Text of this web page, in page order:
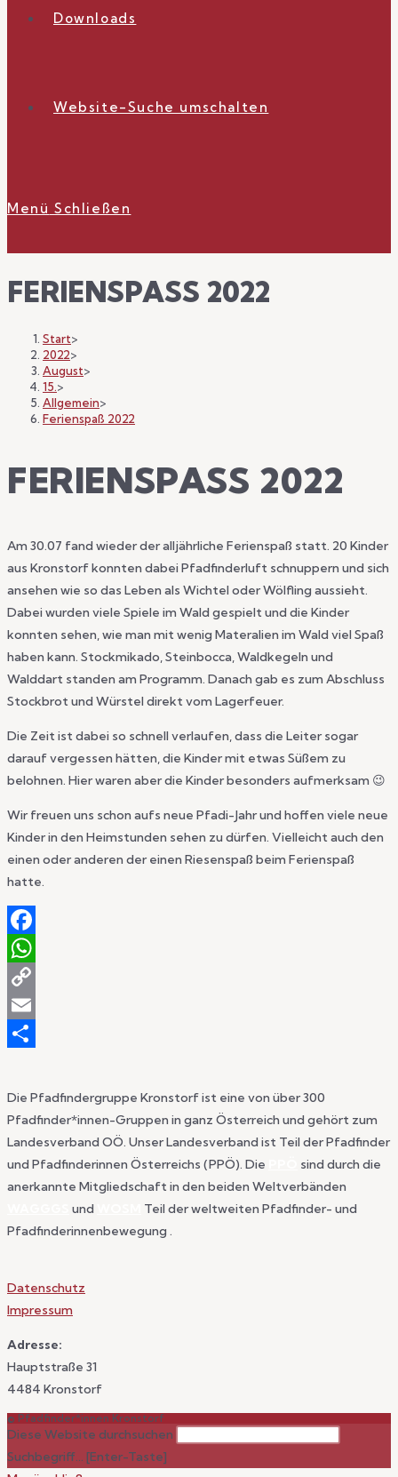
Downloads
Website-Suche umschalten
Menü Schließen
FERIENSPASS 2022
Start>
2022>
August>
15.>
Allgemein>
Ferienspaß 2022
FERIENSPASS 2022
Am 30.07 fand wieder der alljährliche Ferienspaß statt. 20 Kinder
aus Kronstorf konnten dabei Pfadfinderluft schnuppern und sich
ansehen wie so das Leben als Wichtel oder Wölfling aussieht.
Dabei wurden viele Spiele im Wald gespielt und die Kinder
konnten sehen, wie man mit wenig Materalien im Wald viel Spaß
haben kann. Stockmikado, Steinbocca, Waldkegeln und
Walddart standen am Programm. Danach gab es zum Abschluss
Stockbrot und Würstel direkt vom Lagerfeuer.
Die Zeit ist dabei so schnell verlaufen, dass die Leiter sogar
darauf vergessen hätten, die Kinder mit etwas Süßem zu
belohnen. Hier waren aber die Kinder besonders aufmerksam 😉
Wir freuen uns schon aufs neue Pfadi-Jahr und hoffen viele neue
Kinder in den Heimstunden sehen zu dürfen. Vielleicht auch den
einen oder anderen der einen Riesenspaß beim Ferienspaß
hatte.
Facebook
WhatsApp
Copy
Link
Email
Die Pfadfindergruppe Kronstorf ist eine von über 300
Pfadfinder*innen-Gruppen in ganz Österreich und gehört zum
Landesverband OÖ. Unser Landesverband ist Teil der Pfadfinder
und Pfadfinderinnen Österreichs (PPÖ). Die
sind durch die
anerkannte Mitgliedschaft in den beiden Weltverbänden
und
Teil der weltweiten Pfadfinder- und
Pfadfinderinnenbewegung .
Datenschutz
Impressum
Adresse:
Hauptstraße 31
4484 Kronstorf
© Pfadfinder*innen Kronstorf
Diese Website durchsuchen
Suchbegriff... [Enter-Taste]